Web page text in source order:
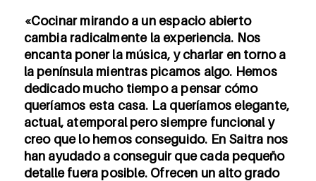
«Cocinar mirando a un espacio abierto
cambia radicalmente la experiencia. Nos
encanta poner la música, y charlar en torno a
la península mientras picamos algo. Hemos
dedicado mucho tiempo a pensar cómo
queríamos esta casa. La queríamos elegante,
actual, atemporal pero siempre funcional y
creo que lo hemos conseguido. En Saitra nos
han ayudado a conseguir que cada pequeño
detalle fuera posible. Ofrecen un alto grado